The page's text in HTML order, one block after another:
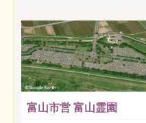
富山市営 富山霊園